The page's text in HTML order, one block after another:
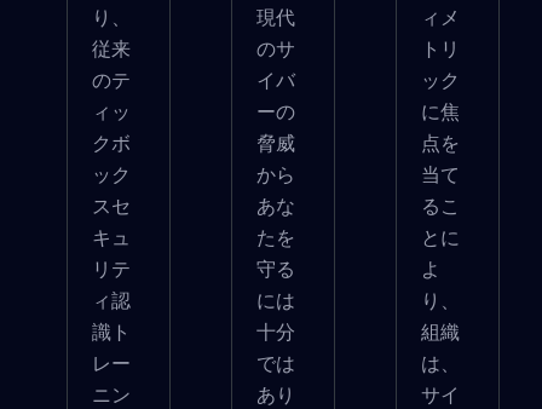
り、
従来
のテ
ィッ
クボ
ック
スセ
キュ
リテ
ィ認
識ト
レー
ニン
現代
のサ
イバ
ーの
脅威
から
あな
たを
守る
には
十分
では
あり
ィメ
トリ
ック
に焦
点を
当て
るこ
とに
よ
り、
組織
は、
サイ